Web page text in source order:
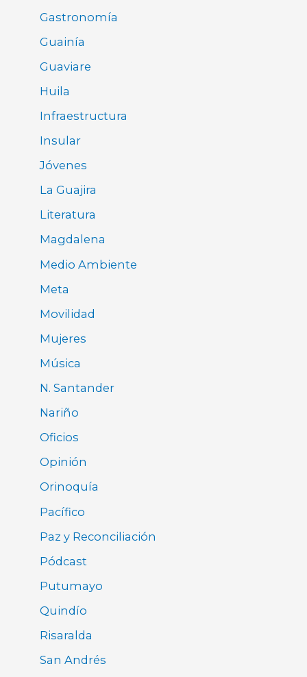
Gastronomía
Guainía
Guaviare
Huila
Infraestructura
Insular
Jóvenes
La Guajira
Literatura
Magdalena
Medio Ambiente
Meta
Movilidad
Mujeres
Música
N. Santander
Nariño
Oficios
Opinión
Orinoquía
Pacífico
Paz y Reconciliación
Pódcast
Putumayo
Quindío
Risaralda
San Andrés